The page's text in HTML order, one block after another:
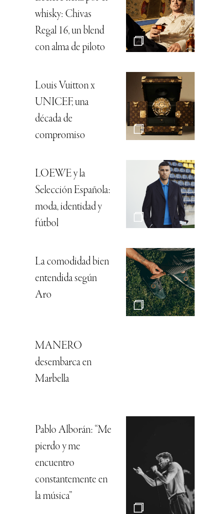
whisky: Chivas
Regal 16, un blend
con alma de piloto
Louis Vuitton x
UNICEF, una
década de
compromiso
LOEWE y la
Selección Española:
moda, identidad y
fútbol
La comodidad bien
entendida según
Aro
MANERO
desembarca en
Marbella
Pablo Alborán: “Me
pierdo y me
encuentro
constantemente en
la música”